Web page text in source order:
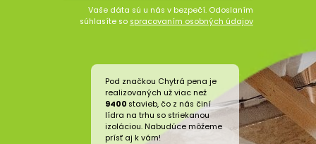
Vaše dáta sú u nás v bezpečí. Odoslaním
súhlasíte so spracovaním osobných údajov
Pod značkou Chytrá pena je
realizovaných už viac než
9400 stavieb, čo z nás činí
lídra na trhu so striekanou
izoláciou. Nabudúce môžeme
prísť aj k vám!